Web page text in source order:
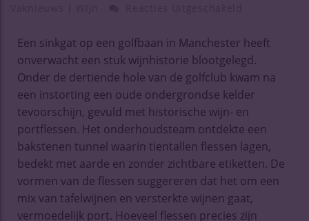
Een sinkgat op een golfbaan in Manchester heeft
onverwacht een stuk wijnhistorie blootgelegd.
Onder de dertiende hole van de golfclub kwam na
een instorting een oude ondergrondse kelder
tevoorschijn, gevuld met historische wijn- en
portflessen. Het onderhoudsteam ontdekte een
bakstenen tunnel waarin tientallen flessen lagen,
bedekt met aarde en zonder zichtbare etiketten. De
vormen van de flessen suggereren dat het om een
mix van tafelwijnen en versterkte wijnen gaat,
vermoedelijk port. Hoeveel flessen precies zijn